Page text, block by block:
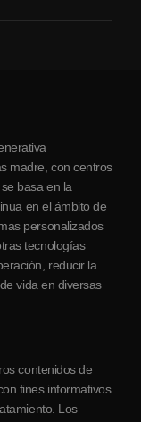
madre, con centros
basa en la
en el ámbito de
personalizados
tecnologías
reducir la
vida en diversas
contenidos de
fines informativos
Los